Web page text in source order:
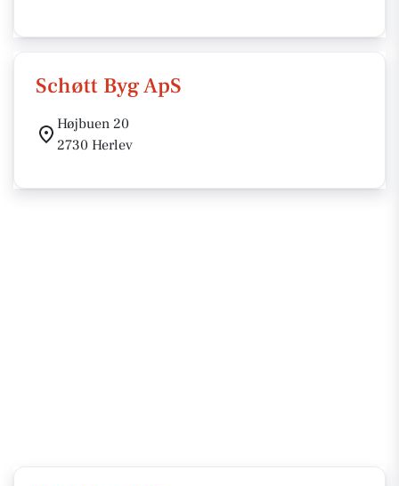
Schøtt Byg ApS
Højbuen 20
2730 Herlev